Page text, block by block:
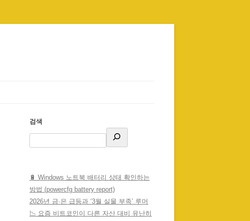
검색
🔋 Windows 노트북 배터리 상태 확인하는
방법 (powercfg battery report)
2026년 금·은 급등과 ‘3월 실물 부족’ 루머
📉 요즘 비트코인이 다른 자산 대비 유난히